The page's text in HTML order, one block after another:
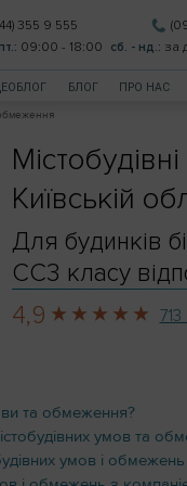
355 9 555
: 09:00 - 18:00 сб. - нд.: за
БЛОГ ПРО НАС
Київській
Для будинків
СС3 класу
4,9
713
та обмеження?
умов та
умов і обмежень